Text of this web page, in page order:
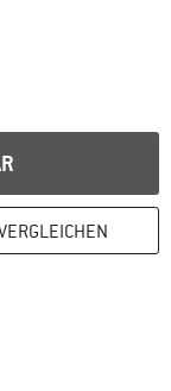
hier! Öffnet